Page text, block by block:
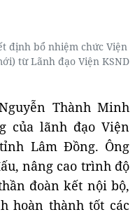
định bổ nhiệm chức Viện
từ Lãnh đạo Viện KSND
Thành Minh
của lãnh đạo Viện
Lâm Đồng. Ông
nâng cao trình độ
đoàn kết nội bộ,
hoàn thành tốt các